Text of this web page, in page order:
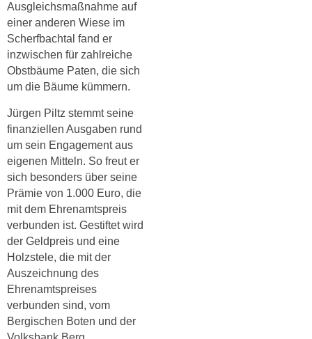
Ausgleichsmaßnahme auf
einer anderen Wiese im
Scherfbachtal fand er
inzwischen für zahlreiche
Obstbäume Paten, die sich
um die Bäume kümmern.
Jürgen Piltz stemmt seine
finanziellen Ausgaben rund
um sein Engagement aus
eigenen Mitteln. So freut er
sich besonders über seine
Prämie von 1.000 Euro, die
mit dem Ehrenamtspreis
verbunden ist. Gestiftet wird
der Geldpreis und eine
Holzstele, die mit der
Auszeichnung des
Ehrenamtspreises
verbunden sind, vom
Bergischen Boten und der